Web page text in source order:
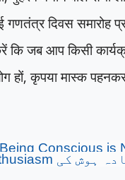
गणतंत्र दिवस समारोह
कि जब आप किसी
हों,कृपया मास्क
Being Conscious is
ہوش کی